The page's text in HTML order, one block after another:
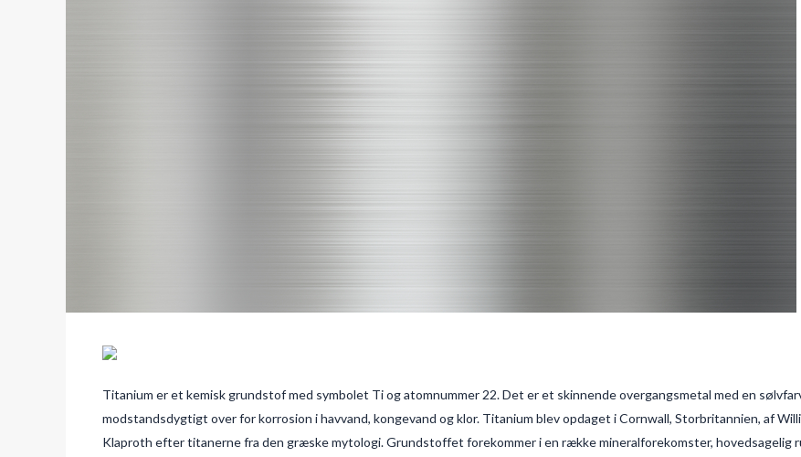
Titanium er et kemisk grundstof med symbolet Ti og atomnummer 22. Det er et skinnende overgangsmetal med en
modstandsdygtigt over for korrosion i havvand, kongevand og klor. Titanium blev opdaget i Cornwall, Storbritannien, af
Klaproth efter titanerne fra den græske mytologi. Grundstoffet forekommer i en række mineralforekomster, hovedsagelig